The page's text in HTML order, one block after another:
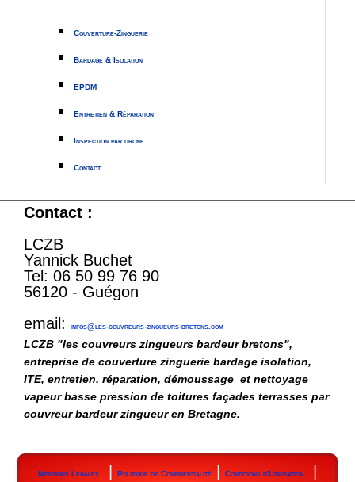
Couverture-Zinguerie
Bardage & Isolation
EPDM
Entretien & Réparation
Inspection par drone
Contact
Contact :
LCZB
Yannick Buchet
Tel: 06 50 99 76 90
56120 - Guégon
email:infos@les-couvreurs-zingueurs-bretons.com
LCZB "les couvreurs zingueurs bardeur bretons",
entreprise de couverture zinguerie bardage isolation,
ITE, entretien, réparation, démoussage et nettoyage
vapeur basse pression de toitures façades terrasses par
couvreur bardeur zingueur en Bretagne.
Mentions Légales Politique de Confidentialité Conditions d'Utilisation